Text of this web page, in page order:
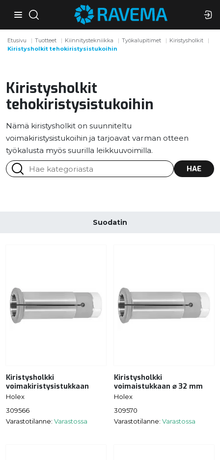
Etusivu Tuotteet Kiinnitystekniikka Työkalupitimet
Kiristysholkit
Kiristysholkit tehokiristysistukoihin
Kiristysholkit
tehokiristysistukoihin
Nämä kiristysholkit on suunniteltu
voimakiristysistukoihin ja tarjoavat varman otteen
työkalusta myös suurilla leikkuuvoimilla.
HAE
Suodatin
Kiristysholkki
voimakiristysistukkaan
Holex
309566
Varastotilanne: Varastossa
Kiristysholkki
voimaistukkaan ⌀ 32 mm
Holex
309570
Varastotilanne: Varastossa